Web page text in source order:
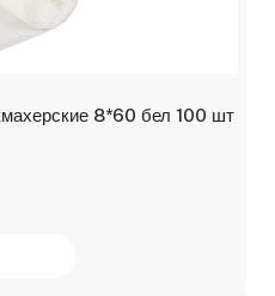
8*60 бел 100 шт